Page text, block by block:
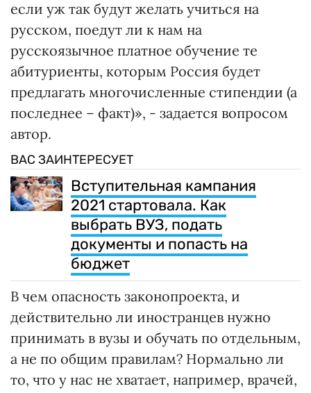
если уж так будут желать учиться на
русском, поедут ли к нам на
русскоязычное платное обучение те
абитуриенты, которым Россия будет
предлагать многочисленные стипендии (а
последнее – факт)», - задается вопросом
автор.
ВАС ЗАИНТЕРЕСУЕТ
Вступительная кампания
2021 стартовала. Как
выбрать ВУЗ, подать
документы и попасть на
бюджет
В чем опасность законопроекта, и
действительно ли иностранцев нужно
принимать в вузы и обучать по отдельным,
а не по общим правилам? Нормально ли
то, что у нас не хватает, например, врачей,